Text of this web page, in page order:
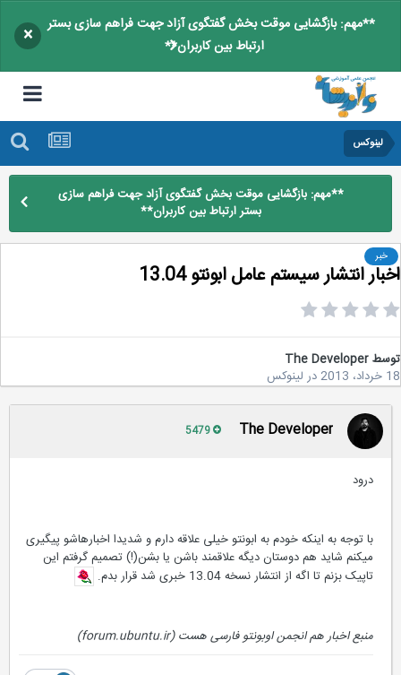
**مهم: بازگشایی موقت بخش گفتگوی آزاد جهت فراهم سازی بستر
ارتباط بین کاربران**
×
لینوکس
**مهم: بازگشایی موقت بخش گفتگوی آزاد جهت فراهم سازی
بستر ارتباط بین کاربران**
خبر
انتشار سیستم عامل ابونتو 13.04
The Developer
درلینوکس
The Developer
درود
با توجه به اینکه خودم به ابونتو خیلی علاقه دارم و شدیدا اخبارهاشو پیگیری
میکنم شاید هم دوستان دیگه علاقمند باشن یا بشن(!) تصمیم گرفتم این
تاپیک بزنم تا اگه از انتشار نسخه 13.04 خبری شد قرار بدم.
منبع اخبار هم انجمن اوبونتو فارسی هست (forum.ubuntu.ir)